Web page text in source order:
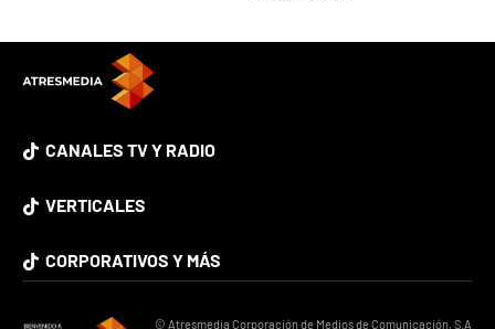
CANALES TV Y RADIO
VERTICALES
CORPORATIVOS Y MÁS
© Atresmedia Corporación de Medios de Comunicación, S.A